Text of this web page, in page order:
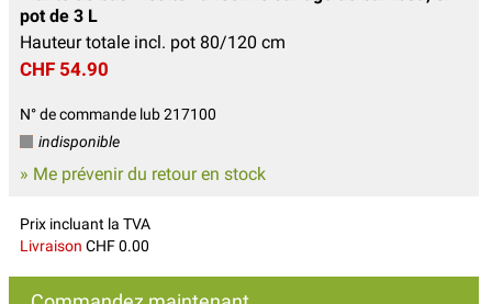
pot de 3 L
Hauteur totale incl. pot 80/120 cm
CHF 54.90
N° de commande lub 217100
indisponible
» Me prévenir du retour en stock
Prix incluant la TVA
Livraison CHF 0.00